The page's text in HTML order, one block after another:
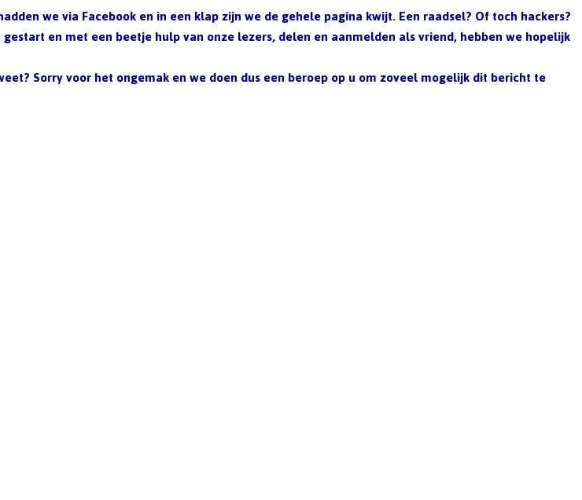
we via Facebook en in een klap zijn we de gehele pagina kwijt. Een raadsel? Of toch hackers?
en met een beetje hulp van onze lezers, delen en aanmelden als vriend, hebben we hopelijk
Sorry voor het ongemak en we doen dus een beroep op u om zoveel mogelijk dit bericht te